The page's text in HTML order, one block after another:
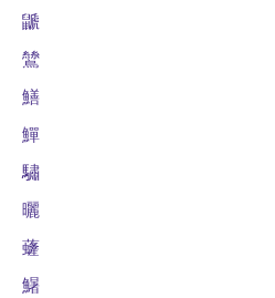
鼶
鷥
鱔
鱓
驌
曬
虄
鱪